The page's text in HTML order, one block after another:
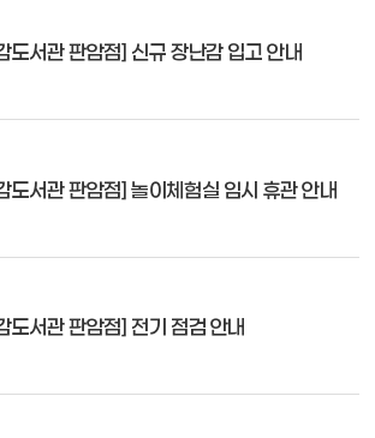
도서관 판암점] 신규 장난감 입고 안내
도서관 판암점] 놀이체험실 임시 휴관 안내
도서관 판암점] 전기 점검 안내